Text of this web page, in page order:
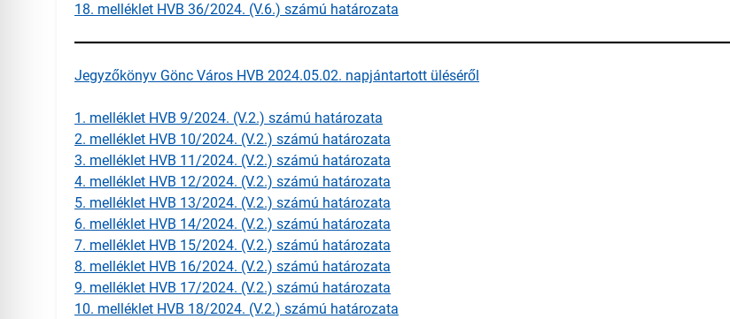
18. melléklet HVB 36/2024. (V.6.) számú határozata
Jegyzőkönyv Gönc Város HVB 2024.05.02. napjántartott üléséről
1. melléklet HVB 9/2024. (V.2.) számú határozata
2. melléklet HVB 10/2024. (V.2.) számú határozata
3. melléklet HVB 11/2024. (V.2.) számú határozata
4. melléklet HVB 12/2024. (V.2.) számú határozata
5. melléklet HVB 13/2024. (V.2.) számú határozata
6. melléklet HVB 14/2024. (V.2.) számú határozata
7. melléklet HVB 15/2024. (V.2.) számú határozata
8. melléklet HVB 16/2024. (V.2.) számú határozata
9. melléklet HVB 17/2024. (V.2.) számú határozata
10. melléklet HVB 18/2024. (V.2.) számú határozata